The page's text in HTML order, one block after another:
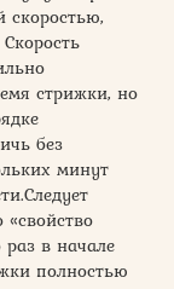
скоростью,
стрижки, но
без
минут
в начале
полностью